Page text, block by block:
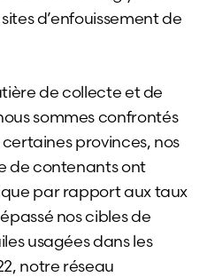
d’enfouissement de
de collecte et de
sommes confrontés
provinces, nos
de contenants ont
par rapport aux taux
nos cibles de
usagées dans les
notre réseau